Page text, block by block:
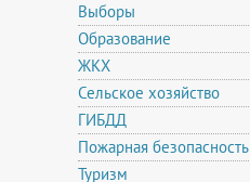
Выборы
Образование
ЖКХ
Сельское хозяйство
ГИБДД
Пожарная безопасность
Туризм